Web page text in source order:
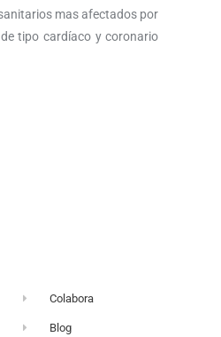
mas afectados por
tipo cardíaco y coronario
Colabora
Blog